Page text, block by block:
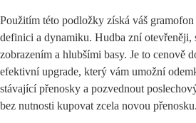
Použitím této podložky získá váš gramofon
definici a dynamiku. Hudba zní otevřeněji,
zobrazením a hlubšími basy. Je to cenově
efektivní upgrade, který vám umožní
stávající přenosky a pozvednout
bez nutnosti kupovat zcela novou přenosku.